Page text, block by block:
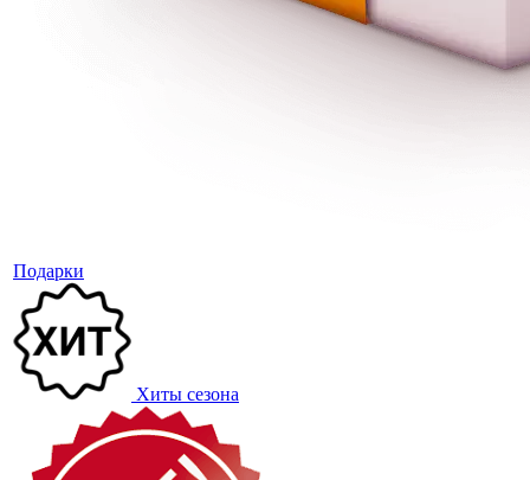
Подарки
Хиты сезона